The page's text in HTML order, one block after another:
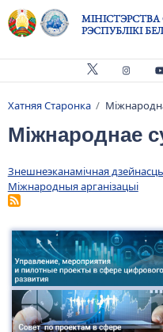
Skip to main content
МІНІСТЭРСТВА
РЭСПУБЛІКІ
Breadcrumb
Хатняя Старонка
Міжнароднае
Знешнеэканамічная дзейнасць
Міжнародныя арганізацыі